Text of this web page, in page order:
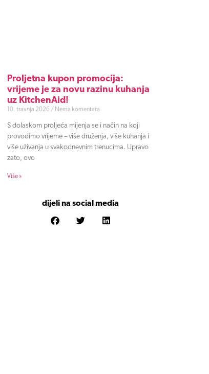
Proljetna kupon promocija:
vrijeme je za novu razinu kuhanja
uz KitchenAid!
10. travnja 2026 Nema komentara
S dolaskom proljeća mijenja se i način na koji
provodimo vrijeme – više druženja, više kuhanja i
više uživanja u svakodnevnim trenucima. Upravo
zato, ovo
Više »
dijeli na social media